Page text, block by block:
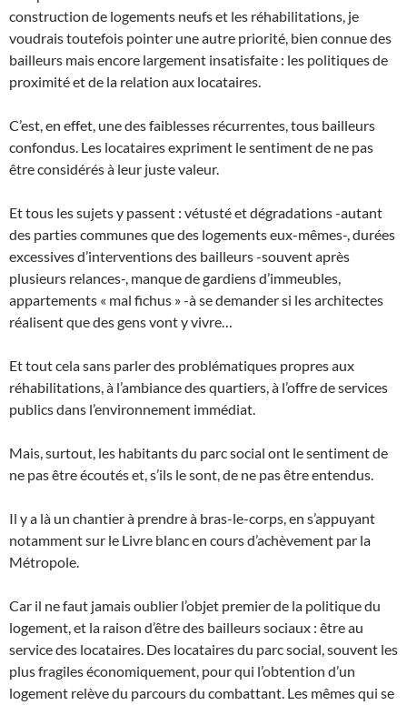
construction de logements neufs et les réhabilitations, je
voudrais toutefois pointer une autre priorité, bien connue des
bailleurs mais encore largement insatisfaite : les politiques de
proximité et de la relation aux locataires.
C’est, en effet, une des faiblesses récurrentes, tous bailleurs
confondus. Les locataires expriment le sentiment de ne pas
être considérés à leur juste valeur.
Et tous les sujets y passent : vétusté et dégradations -autant
des parties communes que des logements eux-mêmes-, durées
excessives d’interventions des bailleurs -souvent après
plusieurs relances-, manque de gardiens d’immeubles,
appartements « mal fichus » -à se demander si les architectes
réalisent que des gens vont y vivre…
Et tout cela sans parler des problématiques propres aux
réhabilitations, à l’ambiance des quartiers, à l’offre de services
publics dans l’environnement immédiat.
Mais, surtout, les habitants du parc social ont le sentiment de
ne pas être écoutés et, s’ils le sont, de ne pas être entendus.
Il y a là un chantier à prendre à bras-le-corps, en s’appuyant
notamment sur le Livre blanc en cours d’achèvement par la
Métropole.
Car il ne faut jamais oublier l’objet premier de la politique du
logement, et la raison d’être des bailleurs sociaux : être au
service des locataires. Des locataires du parc social, souvent les
plus fragiles économiquement, pour qui l’obtention d’un
logement relève du parcours du combattant. Les mêmes qui se